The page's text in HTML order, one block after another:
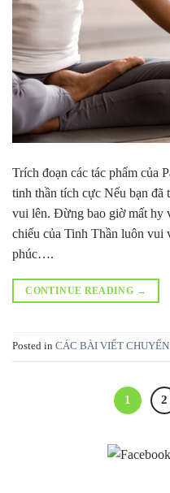
Trích đoạn các tác phẩm của
tinh thần tích cực Nếu bạn
vui lên. Đừng bao giờ mất hy
chiếu của Tinh Thần luôn vui
phúc….
CONTINUE READING →
Posted in CÁC BÀI VIẾT
1 2